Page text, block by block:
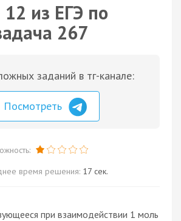
из ЕГЭ по
267
заданий в тг-канале:
Посмотреть
время решения: 17 сек.
при взаимодействии 1 моль